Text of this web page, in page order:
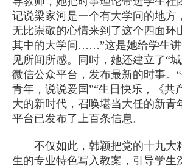
记说梁家河是一个有大学问的地方
无比崇敬的心情来到了这个四面环
其中的大学问……”这是她给学生
见所闻所感。同时，她还建立了“
微信公众平台，发布最新的时事。
青年，说说爱国”“生日快乐，《共
大的新时代，召唤堪当大任的新
平台已发布了上百条信息。
不仅如此，韩颖把党的十九大
生的专业特色写入教案，引导学生